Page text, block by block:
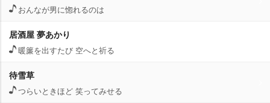
おんなが男に惚れるのは
居酒屋 夢あかり
暖簾を出すたび 空へと祈る
待雪草
つらいときほど 笑ってみせる